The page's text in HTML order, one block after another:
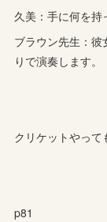
久美：手に何を持
ブラウン先生：
りで演奏します。
クリケットやって
p81